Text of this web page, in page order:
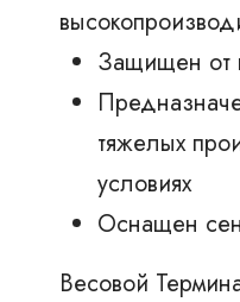
Защищен от
тяжелых
условиях
Оснащен
Весовой